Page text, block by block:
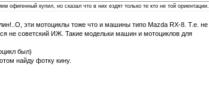
офигенный купил, но сказал что в них ездят только те кто не той ориентации.
эти мотоциклы тоже что и машины типо Mazda RX-8. Т.е. не
не советский ИЖ. Такие модельки машин и мотоциклов для
был)
найду фотку кину.